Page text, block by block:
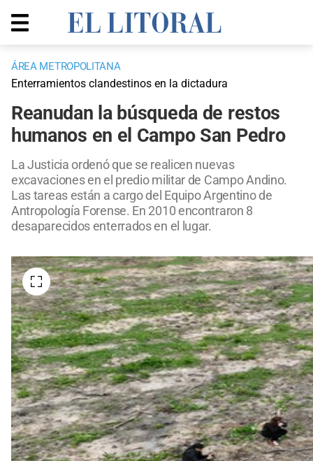
ÁREA METROPOLITANA
Enterramientos clandestinos en la dictadura
Reanudan la búsqueda de restos
humanos en el Campo San Pedro
La Justicia ordenó que se realicen nuevas
excavaciones en el predio militar de Campo Andino.
Las tareas están a cargo del Equipo Argentino de
Antropología Forense. En 2010 encontraron 8
desaparecidos enterrados en el lugar.